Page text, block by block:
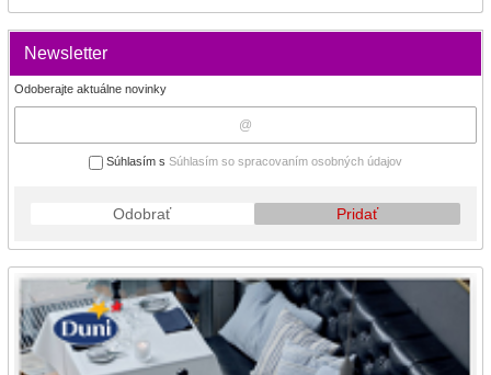
Newsletter
Odoberajte aktuálne novinky
Súhlasím s Súhlasím so spracovaním osobných údajov
Odobrať Pridať